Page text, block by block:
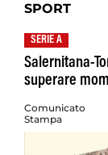
SPORT
SERIE A
Salernitana-
superare
Comunicato
Stampa